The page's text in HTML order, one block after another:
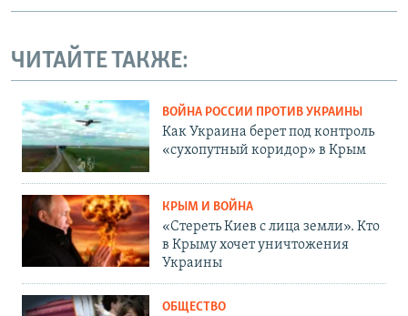
ЧИТАЙТЕ ТАКЖЕ:
ВОЙНА РОССИИ ПРОТИВ УКРАИНЫ
Как Украина берет под контроль
«сухопутный коридор» в Крым
КРЫМ И ВОЙНА
«Стереть Киев с лица земли». Кто
в Крыму хочет уничтожения
Украины
ОБЩЕСТВО